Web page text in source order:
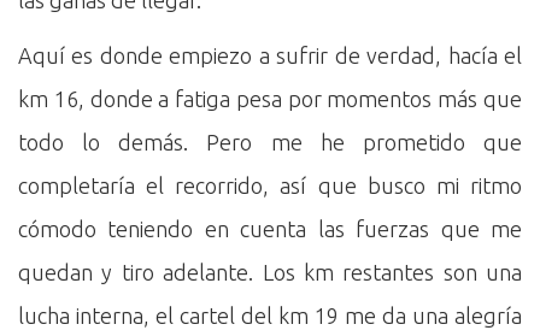
Aquí es donde empiezo a sufrir de verdad, hacía el
km 16, donde a fatiga pesa por momentos más que
todo lo demás. Pero me he prometido que
completaría el recorrido, así que busco mi ritmo
cómodo teniendo en cuenta las fuerzas que me
quedan y tiro adelante. Los km restantes son una
lucha interna, el cartel del km 19 me da una alegría